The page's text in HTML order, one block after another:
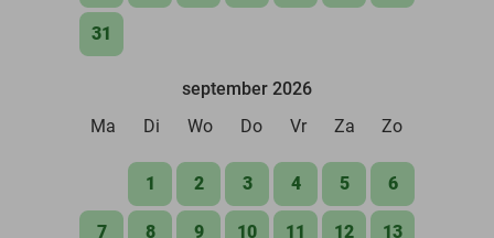
31
september 2026
Ma
Di Wo Do Vr Za Zo
1 2 3 4 5 6
7 8 9 10 11 12 13